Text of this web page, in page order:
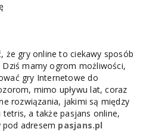
że gry online to ciekawy sposób
mamy ogrom możliwości,
gry Internetowe do
mimo upływu lat, coraz
rozwiązania, jakimi są między
a także pasjans online,
adresem pasjans.pl